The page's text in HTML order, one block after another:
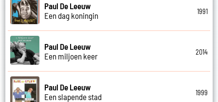
Paul De Leeuw
Een dag koningin
1991
Paul De Leeuw
Een miljoen keer
2014
Paul De Leeuw
Een slapende stad
1999